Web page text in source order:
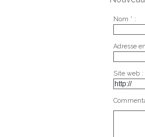
Nom * :
Adresse
Site web :